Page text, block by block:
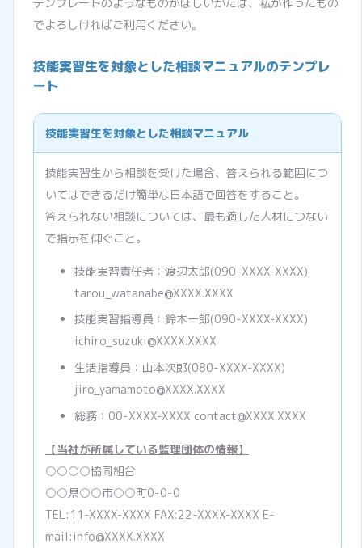
でよろしければご利用ください。
技能実習生を対象とした相談マニュアルのテンプレ
ート
技能実習生を対象とした相談マニュアル
技能実習生から相談を受けた場合、答えられる範囲につ
いてはできるだけ簡単な日本語で回答をすること。
答えられない相談については、最も適した人材につない
で指示を仰ぐこと。
技能実習責任者：渡辺太郎(090-XXXX-XXXX)
tarou_watanabe@XXXX.XXXX
技能実習指導員：鈴木一郎(090-XXXX-XXXX)
ichiro_suzuki@XXXX.XXXX
生活指導員：山本次郎(080-XXXX-XXXX)
jiro_yamamoto@XXXX.XXXX
総務：00-XXXX-XXXX contact@XXXX.XXXX
【当社が所属している監理団体の情報】
○○○○協同組合
○○県○○市○○町0-0-0
TEL:11-XXXX-XXXX FAX:22-XXXX-XXXX E-
mail:info@XXXX.XXXX